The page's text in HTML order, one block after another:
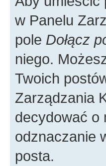
w Panelu
pole Dołącz
niego.
Twoich
Zarządzania
decydować o
odznaczanie
posta.